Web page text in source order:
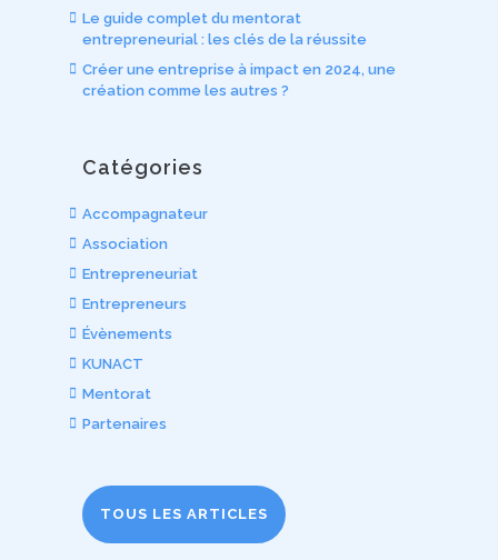
Le guide complet du mentorat
entrepreneurial : les clés de la réussite
Créer une entreprise à impact en 2024, une
création comme les autres ?
Catégories
Accompagnateur
Association
Entrepreneuriat
Entrepreneurs
Évènements
KUNACT
Mentorat
Partenaires
TOUS LES ARTICLES